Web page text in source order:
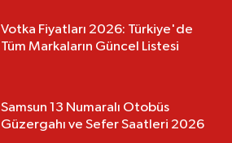
Votka Fiyatları 2026: Türkiye'de
Tüm Markaların Güncel Listesi
Samsun 13 Numaralı Otobüs
Güzergahı ve Sefer Saatleri 2026